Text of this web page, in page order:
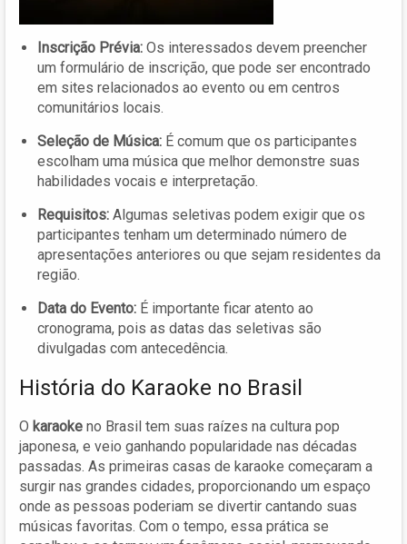
Inscrição Prévia: Os interessados devem preencher
um formulário de inscrição, que pode ser encontrado
em sites relacionados ao evento ou em centros
comunitários locais.
Seleção de Música: É comum que os participantes
escolham uma música que melhor demonstre suas
habilidades vocais e interpretação.
Requisitos: Algumas seletivas podem exigir que os
participantes tenham um determinado número de
apresentações anteriores ou que sejam residentes da
região.
Data do Evento: É importante ficar atento ao
cronograma, pois as datas das seletivas são
divulgadas com antecedência.
História do Karaoke no Brasil
O karaoke no Brasil tem suas raízes na cultura pop
japonesa, e veio ganhando popularidade nas décadas
passadas. As primeiras casas de karaoke começaram a
surgir nas grandes cidades, proporcionando um espaço
onde as pessoas poderiam se divertir cantando suas
músicas favoritas. Com o tempo, essa prática se